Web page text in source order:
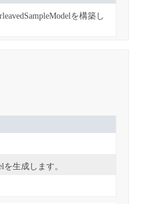
を構築し
を生成します。